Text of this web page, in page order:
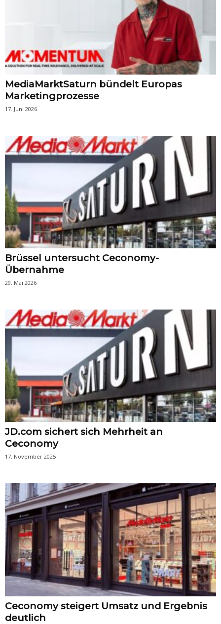
MediaMarktSaturn bündelt Europas
Marketingprozesse
17. Juni 2026
Brüssel untersucht Ceconomy-
Übernahme
29. Mai 2026
JD.com sichert sich Mehrheit an
Ceconomy
17. November 2025
Ceconomy steigert Umsatz und Ergebnis
deutlich